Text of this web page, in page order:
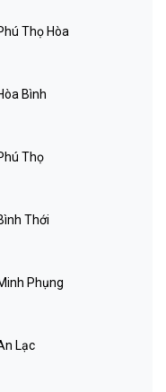
Thọ Hòa
Bình
Thọ
Thới
Phụng
Lạc